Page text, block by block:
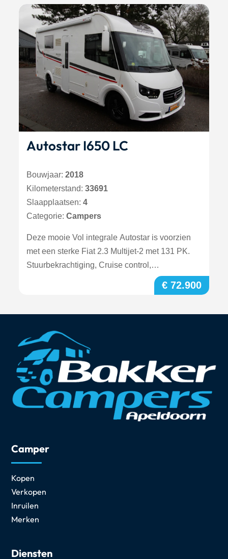
Autostar I650 LC
Bouwjaar:2018
Kilometerstand:33691
Slaapplaatsen:4
Categorie:Campers
Deze mooie Vol integrale Autostar is voorzien
met een sterke Fiat 2.3 Multijet-2 met 131 PK.
Stuurbekrachtiging, Cruise control,
€ 72.900
Camper
Kopen
Verkopen
Inruilen
Merken
Diensten